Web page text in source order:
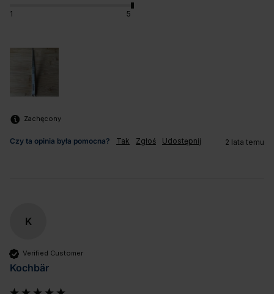
1 5
Zachęcony
Czy ta opinia była pomocna? Tak Zgłoś Udostępnij 2 lata temu
K
Verified Customer
Kochbär